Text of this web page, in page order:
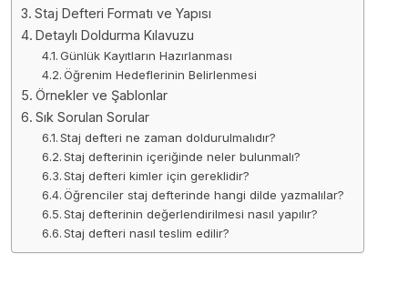
Staj Defteri Formatı ve Yapısı
Detaylı Doldurma Kılavuzu
Günlük Kayıtların Hazırlanması
Öğrenim Hedeflerinin Belirlenmesi
Örnekler ve Şablonlar
Sık Sorulan Sorular
Staj defteri ne zaman doldurulmalıdır?
Staj defterinin içeriğinde neler bulunmalı?
Staj defteri kimler için gereklidir?
Öğrenciler staj defterinde hangi dilde yazmalılar?
Staj defterinin değerlendirilmesi nasıl yapılır?
Staj defteri nasıl teslim edilir?